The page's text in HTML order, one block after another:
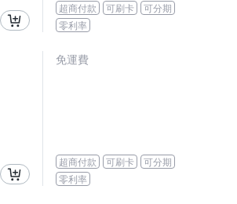
超商付款 可刷卡
可分期
零利率
免運費
超商付款 可刷卡
可分期
零利率